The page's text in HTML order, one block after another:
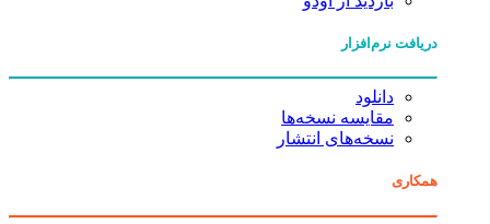
دریافت نرم‌افزار
دانلود
مقایسه نسخه‌ها
نسخه‌های انتشار
همکاری